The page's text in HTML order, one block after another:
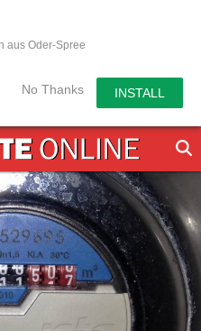
aus Oder-Spree
No Thanks INSTALL